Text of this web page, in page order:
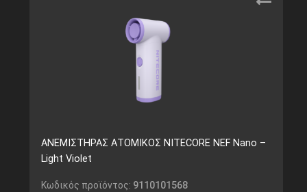
ΑΝΕΜΙΣΤΗΡΑΣ ΑΤΟΜΙΚΟΣ NITECORE NEF Nano –
Light Violet
Κωδικός προϊόντος: 9110101568